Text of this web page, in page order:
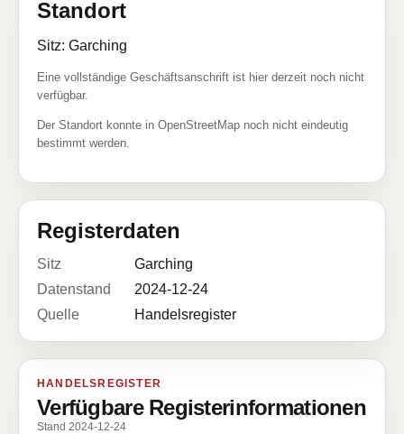
Standort
Sitz: Garching
Eine vollständige Geschäftsanschrift ist hier derzeit noch nicht
verfügbar.
Der Standort konnte in OpenStreetMap noch nicht eindeutig
bestimmt werden.
Registerdaten
Sitz
Garching
Datenstand
2024-12-24
Quelle
Handelsregister
HANDELSREGISTER
Verfügbare Registerinformationen
Stand 2024-12-24